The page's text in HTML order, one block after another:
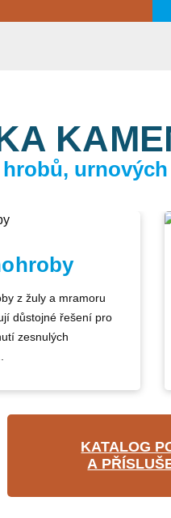
z žuly a mramoru
důstojné řešení pro
zesnulých
KATALOG
A